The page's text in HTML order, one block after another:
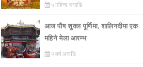
५ महिना अगाडि
आज पौष शुक्ल पूर्णिमा, शालिनदीमा एक
महिने मेला आरम्भ
२ वर्ष अगाडि